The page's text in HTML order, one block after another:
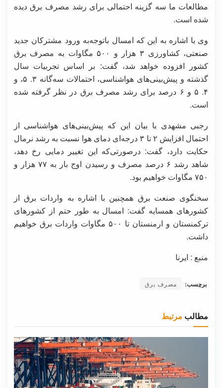
مطالعات ما سه گزینه احتمالی برای رشد مصرف برق دیده
شده است.
وی با اشاره به این که امسال باتوجه‌به ورود مشترکان جدید
صنعتی، کشاورزی ۳ هزار و ۵۰۰ مگاوات به مصرف برق
کشور افزوده خواهد شد، گفت: بر اساس تجربیات سال
گذشته و پیش‌بینی‌های هواشناسی، احتمالات سه‌گانه ۳. ۵، و
۴. ۵ و ۶ درصد برای رشد مصرف برق در نظر گرفته شده
است.
رجبی مشهدی با بیان این که پیش‌بینی‌های هواشناسی از
احتمال افزایش ۲ تا ۳ درجه‌ای دمای هوا نسبت به رشد نرمال
حکایت دارد، گفت: درصورتی‌که این تغییر دمایی رخ دهد،
شاهد رشد ۶ درصد مصرف و رسیدن اوج بار به ۷۷ هزار و
۷۵۰ مگاوات خواهیم بود.
سخنگوی صنعت برق همچنین با اشاره به واردات برق از
کشورهای همسایه گفت: امسال به طور حتم از کشورهای
ترکمنستان و ارمنستان تا ۵۰۰ مگاوات واردات برق خواهیم
داشت.
منبع : ایرنا
برچسب: مصرف برق
مطالب مرتبط